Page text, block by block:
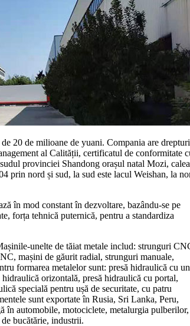
20 de milioane de yuani. Compania are drepturi
al Calității, certificatul de conformitate
provinciei Shandong orașul natal Mozi, calea
prin nord și sud, la sud este lacul Weishan, la
în mod constant în dezvoltare, bazându-se pe
forța tehnică puternică, pentru a standardiza
unelte de tăiat metale includ: strunguri
mașini de găurit radial, strunguri manuale,
formarea metalelor sunt: presă hidraulică cu un
orizontală, presă hidraulică cu portal,
specială pentru ușă de securitate, cu patru
sunt exportate în Rusia, Sri Lanka, Peru,
în automobile, motociclete, metalurgia pulberilor,
bucătărie, industrii.